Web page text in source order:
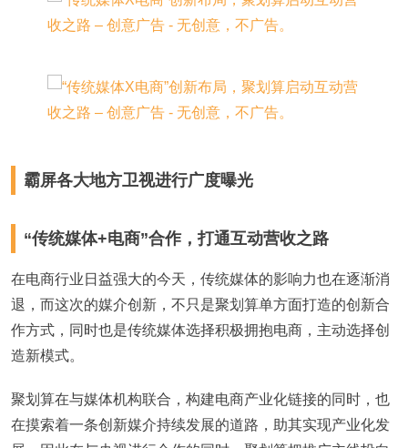
霸屏各大地方卫视进行广度曝光
“传统媒体+电商”合作，打通互动营收之路
在电商行业日益强大的今天，传统媒体的影响力也在逐渐消
退，而这次的媒介创新，不只是聚划算单方面打造的创新合
作方式，同时也是传统媒体选择积极拥抱电商，主动选择创
造新模式。
聚划算在与媒体机构联合，构建电商产业化链接的同时，也
在摸索着一条创新媒介持续发展的道路，助其实现产业化发